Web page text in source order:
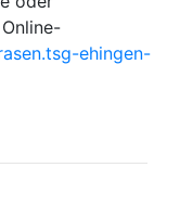
ehingen-